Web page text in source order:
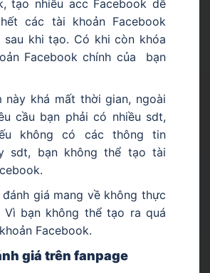
tạo nhiều acc Facebook dễ
các tài khoản Facebook
sau khi tạo. Có khi còn khóa
Facebook chính của bạn
này khá mất thời gian, ngoài
cầu bạn phải có nhiều sdt,
không có các thông tin
sdt, bạn không thể tạo tài
giá mang về không thực
Vì bạn không thể tạo ra quá
Facebook.
giá trên fanpage